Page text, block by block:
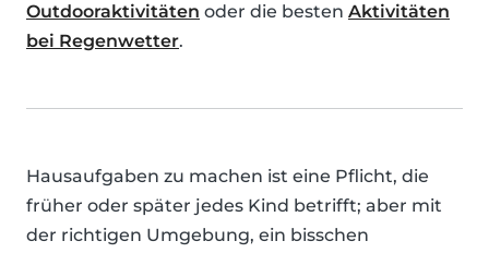
Outdooraktivitäten oder die besten Aktivitäten
bei Regenwetter.
Hausaufgaben zu machen ist eine Pflicht, die
früher oder später jedes Kind betrifft; aber mit
der richtigen Umgebung, ein bisschen